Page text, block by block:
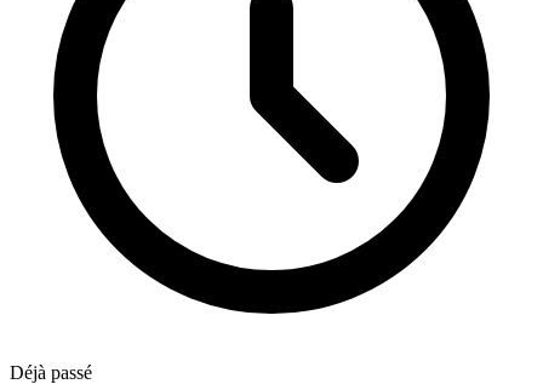
Déjà passé